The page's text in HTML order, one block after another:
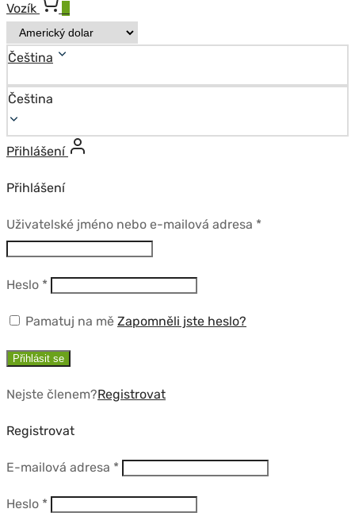
Vozík
Čeština
Čeština
Přihlášení
Přihlášení
Uživatelské jméno nebo e-mailová adresa *Povinné
Heslo *Povinné
Pamatuj na mě Zapomněli jste heslo?
Přihlásit se
Nejste členem?Registrovat
Registrovat
E-mailová adresa *Povinné
Heslo *Povinné